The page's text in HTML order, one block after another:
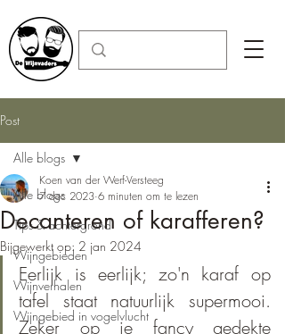
Post
Alle blogs
Tips & achtergrond
Wijngebieden
Wijnverhalen
Wijngebied in vogelvlucht
Alle blogs
Decanteren of karafferen?
Koen van der Werf-Versteeg
7 dec 2023 6 minuten om te lezen
Bijgewerkt op: 2 jan 2024
Eerlijk is eerlijk; zo'n karaf op
tafel staat natuurlijk supermooi.
Zeker op je fancy gedekte